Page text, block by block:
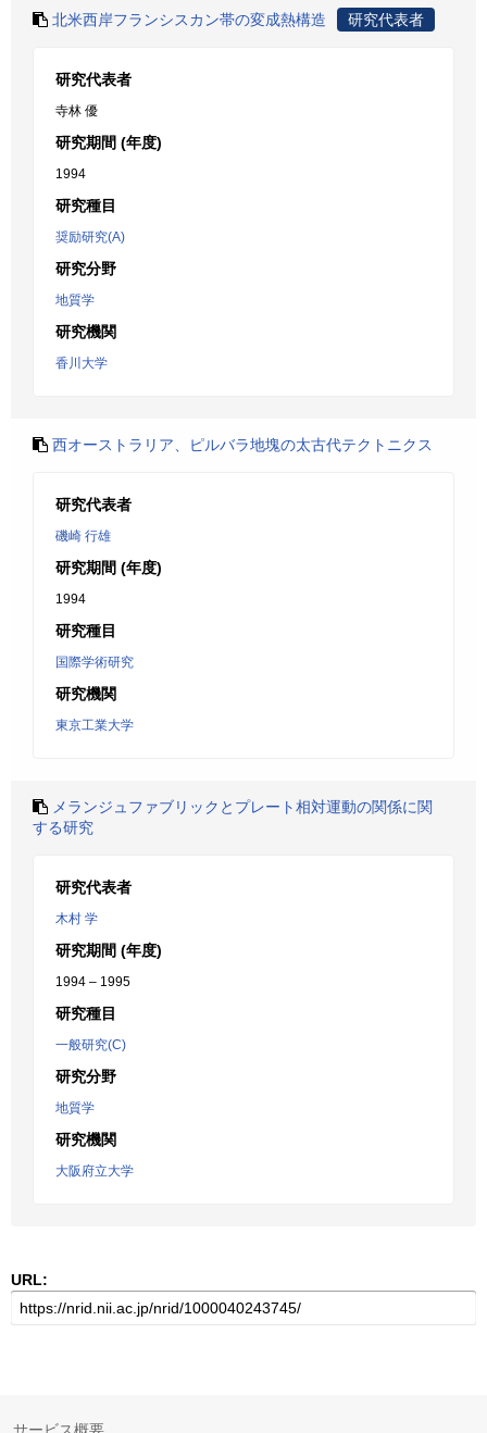
北米西岸フランシスカン帯の変成熱構造 研究代表者
研究代表者
寺林 優
研究期間 (年度)
1994
研究種目
奨励研究(A)
研究分野
地質学
研究機関
香川大学
西オーストラリア、ピルバラ地塊の太古代テクトニクス
研究代表者
磯崎 行雄
研究期間 (年度)
1994
研究種目
国際学術研究
研究機関
東京工業大学
メランジュファブリックとプレート相対運動の関係に関
する研究
研究代表者
木村 学
研究期間 (年度)
1994 – 1995
研究種目
一般研究(C)
研究分野
地質学
研究機関
大阪府立大学
URL: